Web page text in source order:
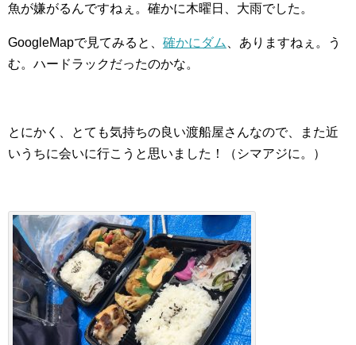
魚が嫌がるんですねぇ。確かに木曜日、大雨でした。
GoogleMapで見てみると、 確かにダム
、ありますねぇ。う
む。ハードラックだったのかな。
とにかく、とても気持ちの良い渡船屋さんなので、また近
いうちに会いに行こうと思いました！（シマアジに。）